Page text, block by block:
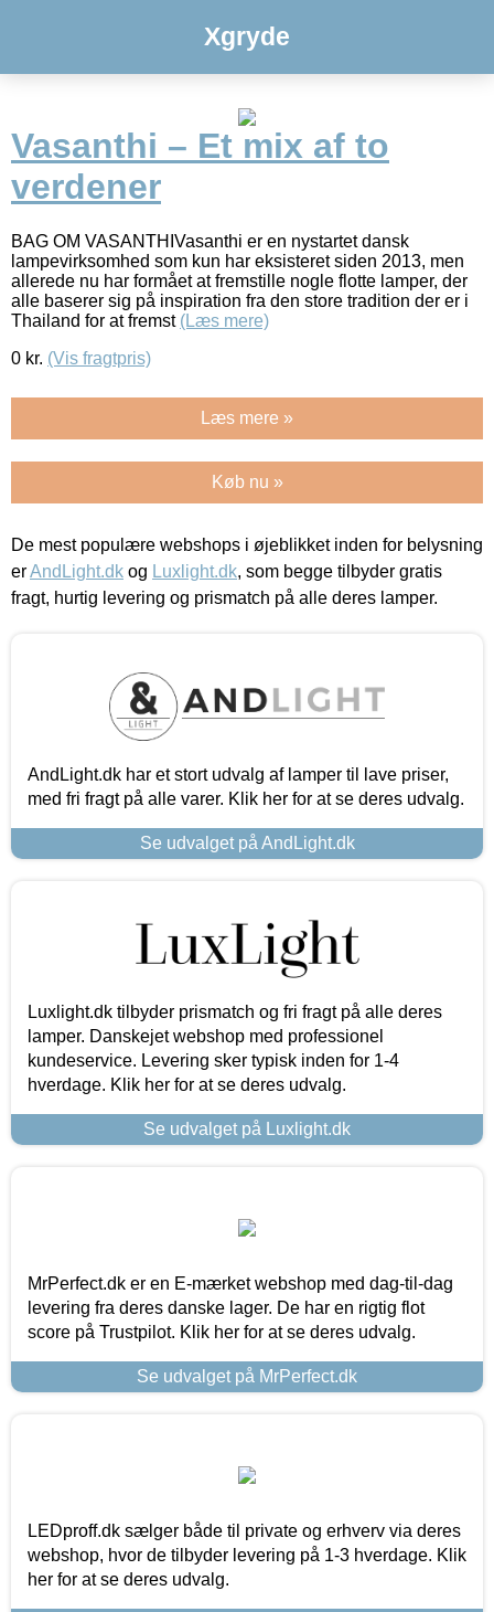
Xgryde
Vasanthi – Et mix af to
verdener
BAG OM VASANTHIVasanthi er en nystartet dansk
lampevirksomhed som kun har eksisteret siden 2013, men
allerede nu har formået at fremstille nogle flotte lamper, der
alle baserer sig på inspiration fra den store tradition der er i
Thailand for at fremst (Læs mere)
0 kr. (Vis fragtpris)
Læs mere »
Køb nu »
De mest populære webshops i øjeblikket inden for belysning
erAndLight.dk og Luxlight.dk, som begge tilbyder gratis
fragt, hurtig levering og prismatch på alle deres lamper.
AndLight.dk har et stort udvalg af lamper til lave priser,
med fri fragt på alle varer. Klik her for at se deres udvalg.
Se udvalget på AndLight.dk
Luxlight.dk tilbyder prismatch og fri fragt på alle deres
lamper. Danskejet webshop med professionel
kundeservice. Levering sker typisk inden for 1-4
hverdage. Klik her for at se deres udvalg.
Se udvalget på Luxlight.dk
MrPerfect.dk er en E-mærket webshop med dag-til-dag
levering fra deres danske lager. De har en rigtig flot
score på Trustpilot. Klik her for at se deres udvalg.
Se udvalget på MrPerfect.dk
LEDproff.dk sælger både til private og erhverv via deres
webshop, hvor de tilbyder levering på 1-3 hverdage. Klik
her for at se deres udvalg.